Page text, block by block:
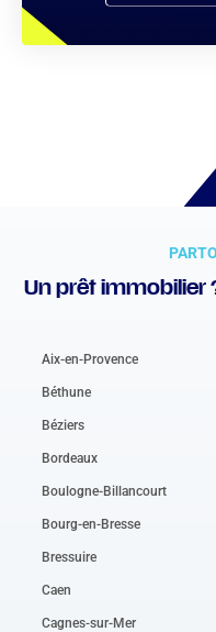
Un prêt immobilier
Aix-en-Provence
Béthune
Béziers
Bordeaux
Boulogne-Billancourt
Bourg-en-Bresse
Bressuire
Caen
Cagnes-sur-Mer